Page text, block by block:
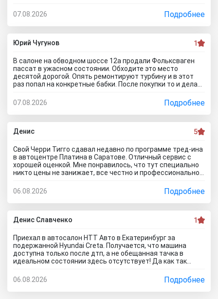
еще юриста захватите. Менеджер вообще никак не давал
осмотреть авто. Ни капот открыть, ни в салон сесть, ни
днище глянуть. Попросил документы и то вместо них
ксерокопии принес. Мне даже смешно стало. Может по
картинкам тачку выбирать будем? Как я его не убеждал,
настаивать больше не стал, но очень интересно было, а
если бы я 5 тачек осмотреть захотел, на все 5 договора
бы писали? Бред полнейший..хорошо что в Челябинске
есть куча других автосалонов и этот с лживый автоцентр
можно спокойно объехать стороной.
07.08.2026 Подробнее
Юрий Чугунов 1
В салоне на обводном шоссе 12а продали Фольксваген
пассат в ужасном состоянии. Обходите это место
десятой дорогой. Опять ремонтируют турбину и в этот
раз попал на конкретные бабки. После покупки то и делаю,
что все с машиной идеально, а сейчас ничего не могу
сделать по гарантийному ремонту. Аферисты хреновы! Я
когда спрашивают где купить автомобиль в Тольятти
говорю - где угодно но не в автосалоне М-Авто!
07.08.2026 Подробнее
Денис 5
Свой Черри Тигго сдавал недавно по программе тред-ина
в автоцентре Платина в Саратове. Отличный сервис с
хорошей оценкой. Мне понравилось, что тут специально
никто цены не занижает, все честно и профессионально.
предложили подготовку провести тут в салоне. Для
клиента это важно, самому возиться не надо. Сделали
все быстро и поставили нормальную цену. Теперь буду
ждать , пока тачку продадут, не сомневаюсь , что быстро
справятся так как тут работают профессионалы.
06.08.2026 Подробнее
Денис Славченко 1
Приехал в автосалон НТТ Авто в Екатеринбург за
подержанной Hyundai Creta. Получается, что машина
доступна только после дтп, а не обещанная тачка в
идеальном состоянии здесь отсутствует! Да как так
почти не ездила! Я ушел из салона, потому что мне такой
расклад не подходит. Битое авто я могу купить и с рук и
намного дешевле, чем тут... Сожаления только о
06.08.2026 Подробнее